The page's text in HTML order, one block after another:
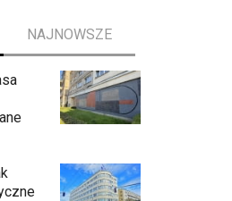
NAJNOWSZE